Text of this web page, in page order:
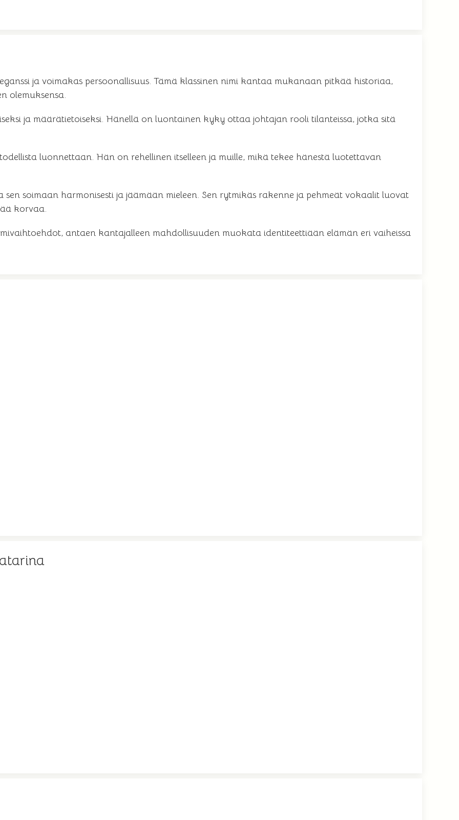
ja voimakas persoonallisuus. Tämä klassinen nimi kantaa mukanaan pitkää historiaa,
olemuksensa.
ja määrätietoiseksi. Hänellä on luontainen kyky ottaa johtajan rooli tilanteissa, jotka sitä
luonnettaan. Hän on rehellinen itselleen ja muille, mikä tekee hänestä luotettavan
soimaan harmonisesti ja jäämään mieleen. Sen rytmikäs rakenne ja pehmeät vokaalit luovat
korvaa.
antaen kantajalleen mahdollisuuden muokata identiteettiään elämän eri vaiheissa